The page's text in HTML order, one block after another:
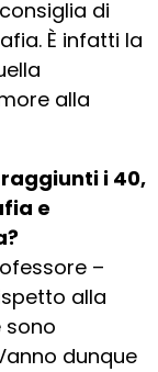
di
È infatti la
alla
i 40,
e
–
alla
sono
dunque